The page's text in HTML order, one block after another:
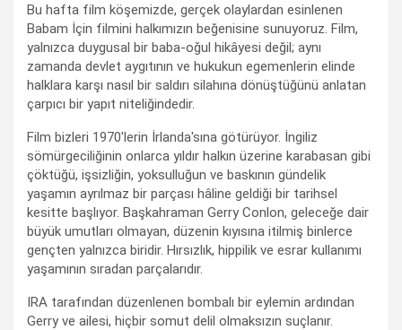
Bu hafta film köşemizde, gerçek olaylardan esinlenen
Babam İçin filmini halkımızın beğenisine sunuyoruz. Film,
yalnızca duygusal bir baba-oğul hikâyesi değil; aynı
zamanda devlet aygıtının ve hukukun egemenlerin elinde
halklara karşı nasıl bir saldırı silahına dönüştüğünü anlatan
çarpıcı bir yapıt niteliğindedir.
Film bizleri 1970'lerin İrlanda'sına götürüyor. İngiliz
sömürgeciliğinin onlarca yıldır halkın üzerine karabasan gibi
çöktüğü, işsizliğin, yoksulluğun ve baskının gündelik
yaşamın ayrılmaz bir parçası hâline geldiği bir tarihsel
kesitte başlıyor. Başkahraman Gerry Conlon, geleceğe dair
büyük umutları olmayan, düzenin kıyısına itilmiş binlerce
gençten yalnızca biridir. Hırsızlık, hippilik ve esrar kullanımı
yaşamının sıradan parçalarıdır.
IRA tarafından düzenlenen bombalı bir eylemin ardından
Gerry ve ailesi, hiçbir somut delil olmaksızın suçlanır.